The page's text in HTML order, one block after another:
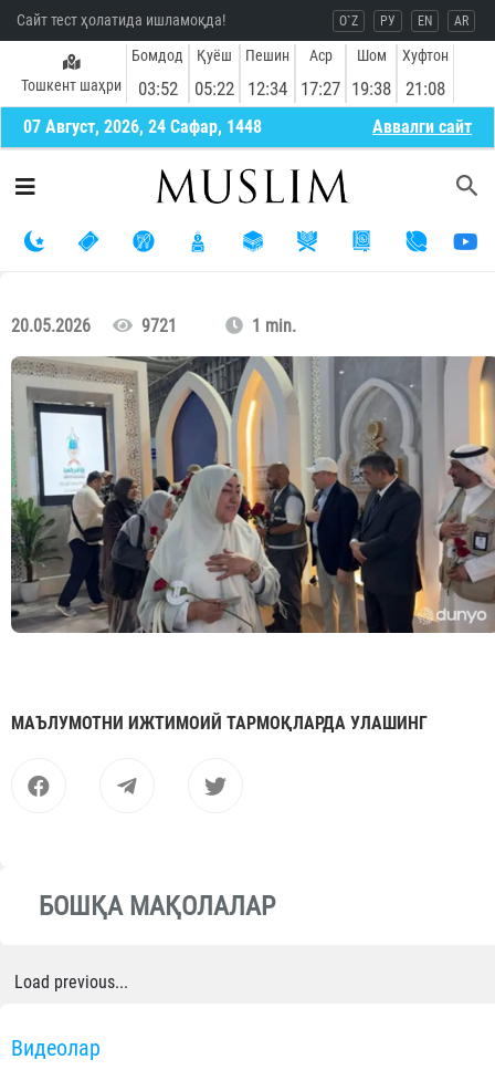
Сайт тест ҳолатида ишламоқда! O`Z РУ EN AR
Тошкент шаҳри
Бомдод
03:52
Қуёш
05:22
Пешин
12:34
Аср
17:27
Шом
19:38
Хуфтон
21:08
07 Август, 2026, 24 Сафар, 1448 Aввалги сайт
20.05.2026 9721 1 min.
МАЪЛУМОТНИ ИЖТИМОИЙ ТАРМОҚЛАРДА УЛАШИНГ
БОШҚА МАҚОЛАЛАР
Load previous...
Видеолар